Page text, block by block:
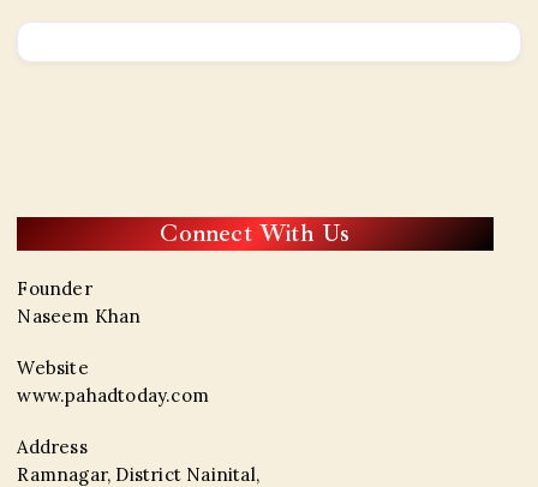
Connect With Us
Founder
Naseem Khan
Website
www.pahadtoday.com
Address
Ramnagar, District Nainital,